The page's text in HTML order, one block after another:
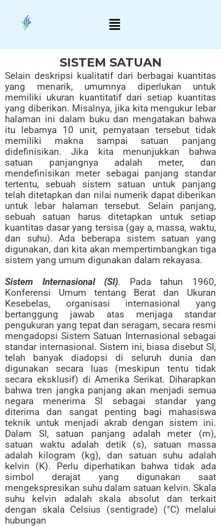
content
Menu
SISTEM SATUAN
Selain deskripsi kualitatif dari berbagai kuantitas
yang menarik, umumnya diperlukan untuk
memiliki ukuran kuantitatif dari setiap kuantitas
yang diberikan. Misalnya, jika kita mengukur lebar
halaman ini dalam buku dan mengatakan bahwa
itu lebarnya 10 unit, pernyataan tersebut tidak
memiliki makna sampai satuan panjang
didefinisikan. Jika kita menunjukkan bahwa
satuan panjangnya adalah meter, dan
mendefinisikan meter sebagai panjang standar
tertentu, sebuah sistem satuan untuk panjang
telah ditetapkan dan nilai numerik dapat diberikan
untuk lebar halaman tersebut. Selain panjang,
sebuah satuan harus ditetapkan untuk setiap
kuantitas dasar yang tersisa (gay a, massa, waktu,
dan suhu). Ada beberapa sistem satuan yang
digunakan, dan kita akan mempertimbangkan tiga
sistem yang umum digunakan dalam rekayasa.
Sistem Internasional (SI). Pada tahun 1960,
Konferensi Umum tentang Berat dan Ukuran
Kesebelas, organisasi internasional yang
bertanggung jawab atas menjaga standar
pengukuran yang tepat dan seragam, secara resmi
mengadopsi Sistem Satuan Internasional sebagai
standar internasional. Sistem ini, biasa disebut SI,
telah banyak diadopsi di seluruh dunia dan
digunakan secara luas (meskipun tentu tidak
secara eksklusif) di Amerika Serikat. Diharapkan
bahwa tren jangka panjang akan menjadi semua
negara menerima SI sebagai standar yang
diterima dan sangat penting bagi mahasiswa
teknik untuk menjadi akrab dengan sistem ini.
Dalam SI, satuan panjang adalah meter (m),
satuan waktu adalah detik (s), satuan massa
adalah kilogram (kg), dan satuan suhu adalah
kelvin (K). Perlu diperhatikan bahwa tidak ada
simbol derajat yang digunakan saat
mengekspresikan suhu dalam satuan kelvin. Skala
suhu kelvin adalah skala absolut dan terkait
dengan skala Celsius (sentigrade) (°C) melalui
hubungan